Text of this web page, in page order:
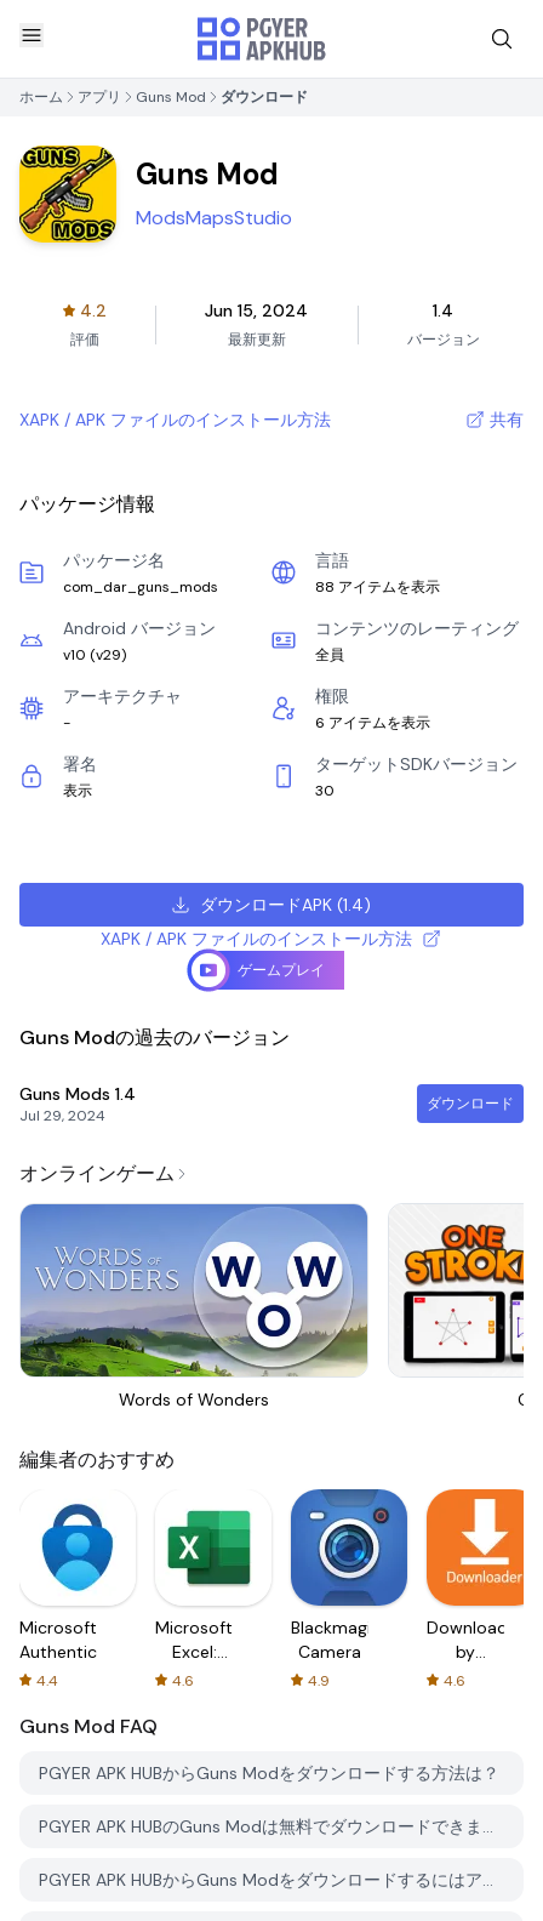
ホーム アプリ Guns Mod ダウンロード
Guns Mod
ModsMapsStudio
4.2
評価
Jun 15, 2024
最新更新
1.4
バージョン
XAPK / APK ファイルのインストール方法 共有
パッケージ情報
パッケージ名
com_dar_guns_mods
言語
88 アイテムを表示
Android バージョン
v10 (v29)
コンテンツのレーティング
全員
アーキテクチャ
-
権限
6 アイテムを表示
署名
表示
ターゲットSDKバージョン
30
ダウンロードAPK (1.4)
XAPK / APK ファイルのインストール方法
ゲームプレイ
Guns Modの過去のバージョン
Guns Mods 1.4
Jul 29, 2024
ダウンロード
オンラインゲーム
Words of Wonders
編集者のおすすめ
Microsoft
Authenticator
4.4
Microsoft
Excel:
Spreadsheets
4.6
Blackmagic
Camera
4.9
Downloader
by
AFTVnews
4.6
Guns Mod FAQ
PGYER APK HUBからGuns Modをダウンロードする方法は？
PGYER APK HUBのGuns Modは無料でダウンロードできますか？
PGYER APK HUBからGuns Modをダウンロードするにはアカウントが必要ですか？